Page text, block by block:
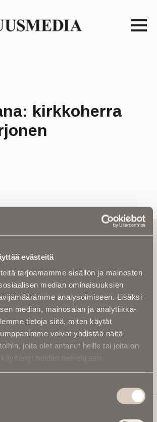
evästeitä
tarjoamamme sisällön ja mainosten
median ominaisuuksien
analysoimiseen. Lisäksi
median, mainosalan ja analytiikka-
tietoja siitä, miten käytät
voivat yhdistää näitä
joita olet antanut heille tai joita on
heidän palvelujaan.
kirkkoherra
- Pääset heti parhaiden
niin saat kaksi kertaa
uutiskirjeen ja varmistat,
artikkelit jää huomaamatta.
eikä se velvoita mihinkään.
johon haluat uutiskirjeen